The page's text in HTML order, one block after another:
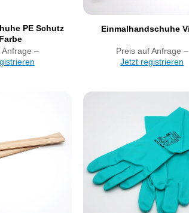
PE Schutz
Anfrage –
Einmalhandschuhe
Preis auf Anfrage –
Jetzt registrieren
merken